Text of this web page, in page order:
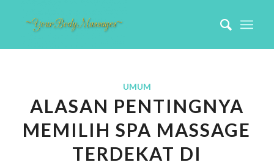
UMUM
ALASAN PENTINGNYA
MEMILIH SPA MASSAGE
TERDEKAT DI